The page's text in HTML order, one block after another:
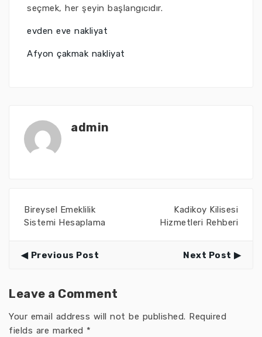
seçmek, her şeyin başlangıcıdır.
evden eve nakliyat
Afyon çakmak nakliyat
admin
Bireysel Emeklilik
Sistemi Hesaplama
Kadikoy Kilisesi
Hizmetleri Rehberi
Previous Post Next Post
Leave a Comment
Your email address will not be published. Required
fields are marked *